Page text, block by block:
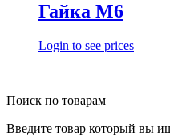
Гайка М6
Login to see prices
Поиск по товарам
Введите товар который вы